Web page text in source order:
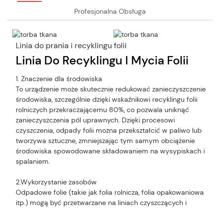
Profesjonalna Obsługa
Linia do prania i recyklingu folii
Linia Do Recyklingu I Mycia Folii
1. Znaczenie dla środowiska
To urządzenie może skutecznie redukować zanieczyszczenie
środowiska, szczególnie dzięki wskaźnikowi recyklingu folii
rolniczych przekraczającemu 80%, co pozwala uniknąć
zanieczyszczenia pól uprawnych. Dzięki procesowi
czyszczenia, odpady folii można przekształcić w paliwo lub
tworzywa sztuczne, zmniejszając tym samym obciążenie
środowiska spowodowane składowaniem na wysypiskach i
spalaniem.
2.Wykorzystanie zasobów
Odpadowe folie (takie jak folia rolnicza, folia opakowaniowa
itp.) mogą być przetwarzane na liniach czyszczących i